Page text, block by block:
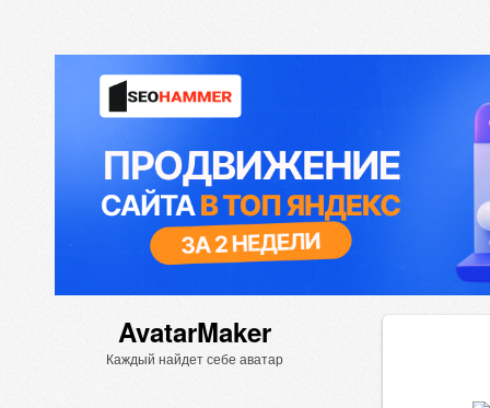
AvatarMaker
Каждый найдет себе аватар